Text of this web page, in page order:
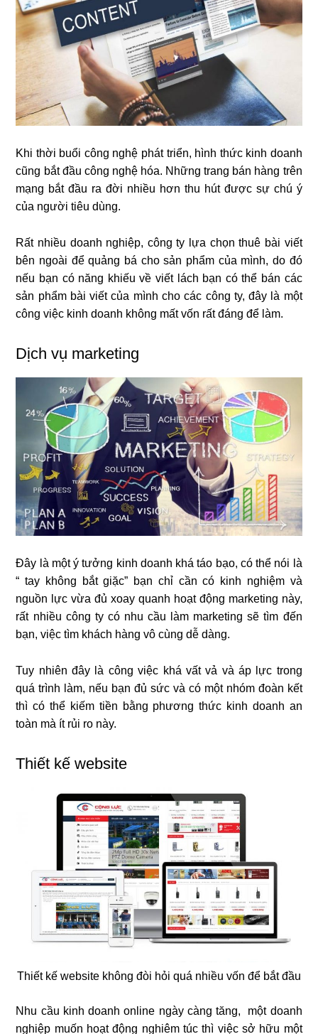
Khi thời buổi công nghệ phát triển, hình thức kinh doanh
cũng bắt đầu công nghệ hóa. Những trang bán hàng trên
mạng bắt đầu ra đời nhiều hơn thu hút được sự chú ý
của người tiêu dùng.
Rất nhiều doanh nghiệp, công ty lựa chọn thuê bài viết
bên ngoài để quảng bá cho sản phẩm của mình, do đó
nếu bạn có năng khiếu về viết lách bạn có thể bán các
sản phẩm bài viết của mình cho các công ty, đây là một
công việc kinh doanh không mất vốn rất đáng để làm.
Dịch vụ marketing
Đây là một ý tưởng kinh doanh khá táo bạo, có thể nói là
“ tay không bắt giặc” bạn chỉ cần có kinh nghiệm và
nguồn lực vừa đủ xoay quanh hoạt động marketing này,
rất nhiều công ty có nhu cầu làm marketing sẽ tìm đến
bạn, việc tìm khách hàng vô cùng dễ dàng.
Tuy nhiên đây là công việc khá vất vả và áp lực trong
quá trình làm, nếu bạn đủ sức và có một nhóm đoàn kết
thì có thể kiếm tiền bằng phương thức kinh doanh an
toàn mà ít rủi ro này.
Thiết kế website
Thiết kế website không đòi hỏi quá nhiều vốn để bắt đầu
Nhu cầu kinh doanh online ngày càng tăng, một doanh
nghiệp muốn hoạt động nghiêm túc thì việc sở hữu một